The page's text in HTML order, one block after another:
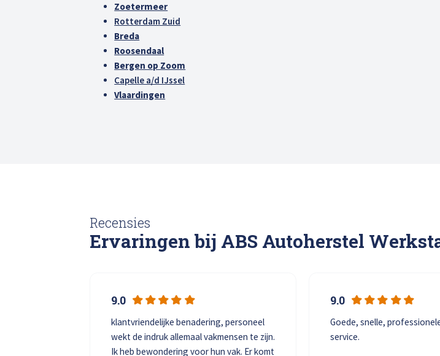
Zoetermeer
Rotterdam Zuid
Breda
Roosendaal
Bergen op Zoom
Capelle a/d IJssel
Vlaardingen
Recensies
Ervaringen bij ABS Autoherstel
9.0
klantvriendelijke benadering, personeel
wekt de indruk allemaal vakmensen te zijn.
Ik heb bewondering voor hun vak. Er komt
9.0
Goede, snelle,
service.